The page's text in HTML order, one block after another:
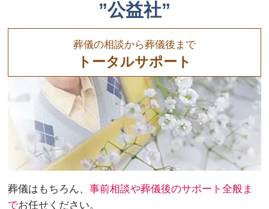
”公益社”
葬儀の相談から葬儀後まで
トータルサポート
葬儀はもちろん、事前相談や葬儀後のサポート全般ま
でお任せください。